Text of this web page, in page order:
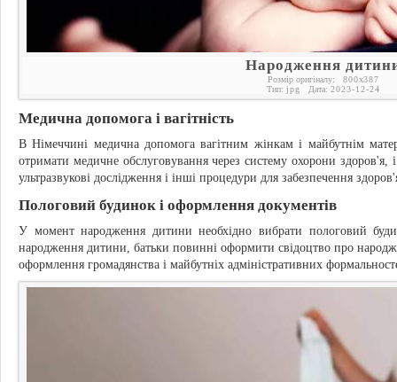
Народження
Розмір оригіналу: 800x387
Тип: jpg Дата: 2023-12-24
Медична допомога і вагітність
В Німеччині медична допомога вагітним жінкам і майбутнім
отримати медичне обслуговування через систему охорони здоров'я,
ультразвукові дослідження і інші процедури для забезпечення
Пологовий будинок і оформлення документів
У момент народження дитини необхідно вибрати пологовий
народження дитини, батьки повинні оформити свідоцтво про
оформлення громадянства і майбутніх адміністративних